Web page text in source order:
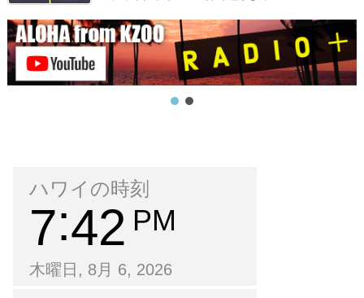
ハワイの時刻
7 42 PM
木曜日, 8月 6, 2026